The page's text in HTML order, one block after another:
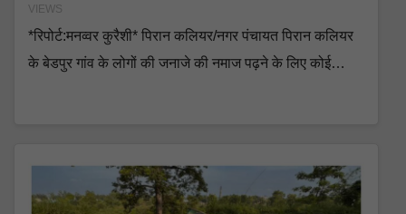
VIEWS
*रिपोर्ट:मनव्वर कुरैशी* पिरान कलियर/नगर पंचायत पिरान कलियर
के बेडपुर गांव के लोगों की जनाजे की नमाज पढ़ने के लिए कोई…